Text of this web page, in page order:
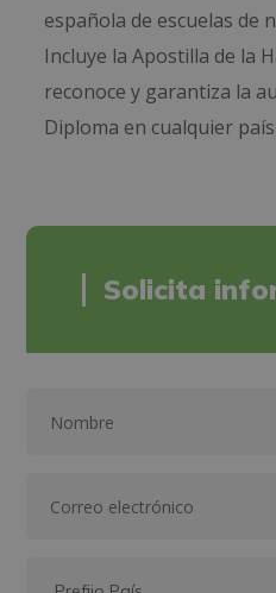
española de escuelas de
Incluye la Apostilla de la
reconoce y garantiza la
Diploma en cualquier
Solicita